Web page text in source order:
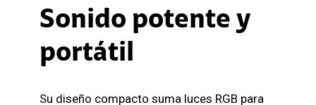
Sonido potente y
portátil
Su diseño compacto suma luces RGB para